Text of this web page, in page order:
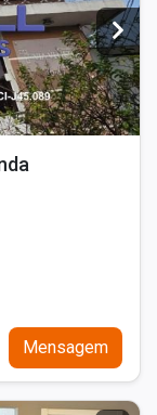
Mensagem